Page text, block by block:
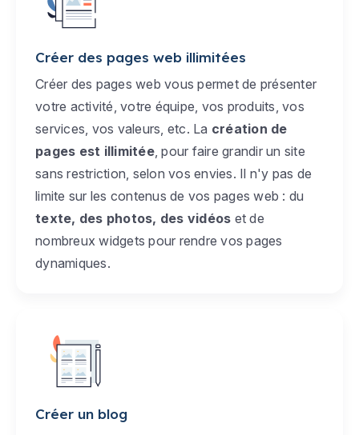
Créer des pages web illimitées
Créer des pages web vous permet de présenter
votre activité, votre équipe, vos produits, vos
services, vos valeurs, etc. La création de
pages est illimitée, pour faire grandir un site
sans restriction, selon vos envies. Il n'y pas de
limite sur les contenus de vos pages web : du
texte, des photos, des vidéos et de
nombreux widgets pour rendre vos pages
dynamiques.
Créer un blog